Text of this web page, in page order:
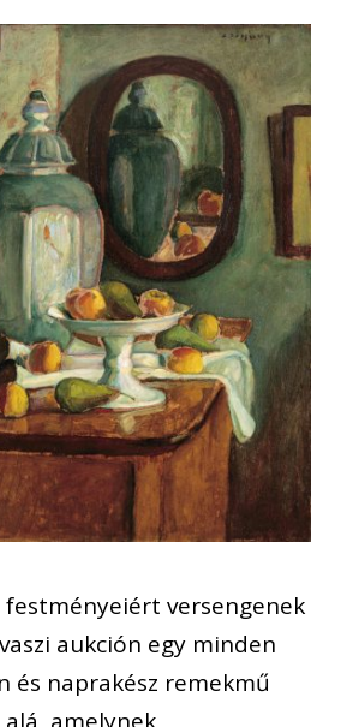
festményeiért versengenek
aukción egy minden
és naprakész remekmű